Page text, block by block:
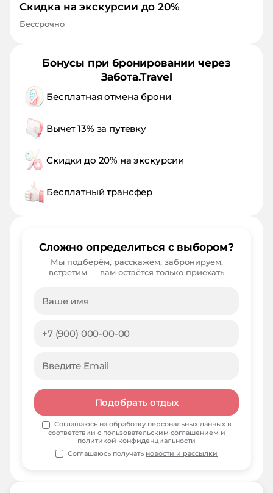
Скидка на экскурсии до 20%
Бессрочно
Бонусы при бронировании через
Забота.Travel
Бесплатная отмена брони
Вычет 13% за путевку
Скидки до 20% на экскурсии
Бесплатный трансфер
Сложно определиться с выбором?
Мы подберём, расскажем, забронируем,
встретим — вам остаётся только приехать
Подобрать отдых
Соглашаюсь на обработку персональных данных в
соответствии с пользовательским соглашением и
политикой конфиденциальности
Соглашаюсь получать новости и рассылки